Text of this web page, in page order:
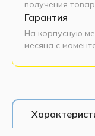
получения
Гарантия
На корпусную
месяца с